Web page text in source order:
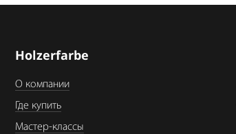
Holzerfarbe
О компании
Где купить
Мастер-классы